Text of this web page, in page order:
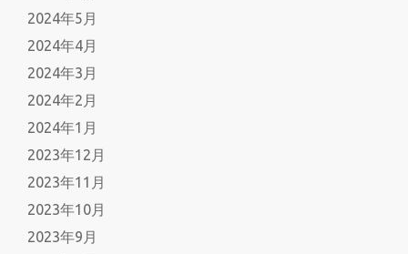
2024年5月
2024年4月
2024年3月
2024年2月
2024年1月
2023年12月
2023年11月
2023年10月
2023年9月